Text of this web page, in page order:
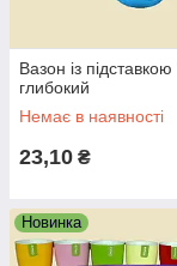
Вазон із
глибокий
Немає в наявності
23,10 ₴
Новинка